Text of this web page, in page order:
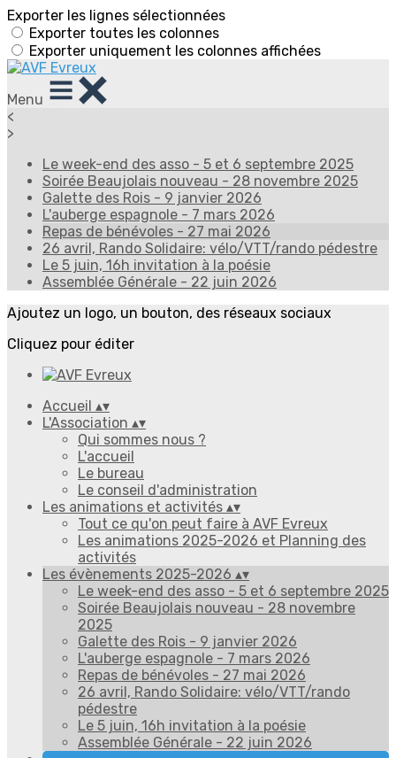
Exporter les lignes sélectionnées
Exporter toutes les colonnes
Exporter uniquement les colonnes affichées
Menu
<
>
Le week-end des asso - 5 et 6 septembre 2025
Soirée Beaujolais nouveau - 28 novembre 2025
Galette des Rois - 9 janvier 2026
L'auberge espagnole - 7 mars 2026
Repas de bénévoles - 27 mai 2026
26 avril, Rando Solidaire: vélo/VTT/rando pédestre
Le 5 juin, 16h invitation à la poésie
Assemblée Générale - 22 juin 2026
Ajoutez un logo, un bouton, des réseaux sociaux
Cliquez pour éditer
Accueil ▴▾
L'Association ▴▾
Qui sommes nous ?
L'accueil
Le bureau
Le conseil d'administration
Les animations et activités ▴▾
Tout ce qu'on peut faire à AVF Evreux
Les animations 2025-2026 et Planning des
activités
Les évènements 2025-2026 ▴▾
Le week-end des asso - 5 et 6 septembre 2025
Soirée Beaujolais nouveau - 28 novembre
2025
Galette des Rois - 9 janvier 2026
L'auberge espagnole - 7 mars 2026
Repas de bénévoles - 27 mai 2026
26 avril, Rando Solidaire: vélo/VTT/rando
pédestre
Le 5 juin, 16h invitation à la poésie
Assemblée Générale - 22 juin 2026